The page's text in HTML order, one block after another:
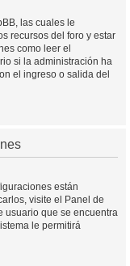
las cuales le
recursos del foro y estar
como leer el
si la administración ha
el ingreso o salida del
están
visite el Panel de
usuario que se encuentra
le permitirá